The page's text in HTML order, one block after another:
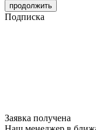
продолжить
Подписка
Заявка получена